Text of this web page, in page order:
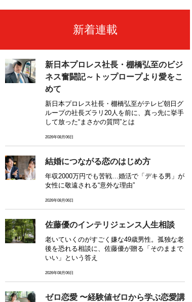
新着連載
新日本プロレス社長・棚橋弘至のビジ
ネス奮闘記～トップロープより愛をこ
めて
新日本プロレス社長・棚橋弘至がテレビ朝日グ
ループの社長ズラリ20人を前に、真っ先に挙手
して放った“まさかの質問”とは
2026年08月06日
結婚につながる恋のはじめ方
年収2000万円でも苦戦…婚活で「デキる男」が
女性に敬遠される“意外な理由”
2026年08月06日
佐藤優のインテリジェンス人生相談
老いていくのがすごく嫌な49歳男性。孤独な老
後を恐れる相談に、佐藤優が贈る「そのままで
いい」という答え
2026年08月06日
ゼロ恋愛 〜経験値ゼロから学ぶ恋愛講